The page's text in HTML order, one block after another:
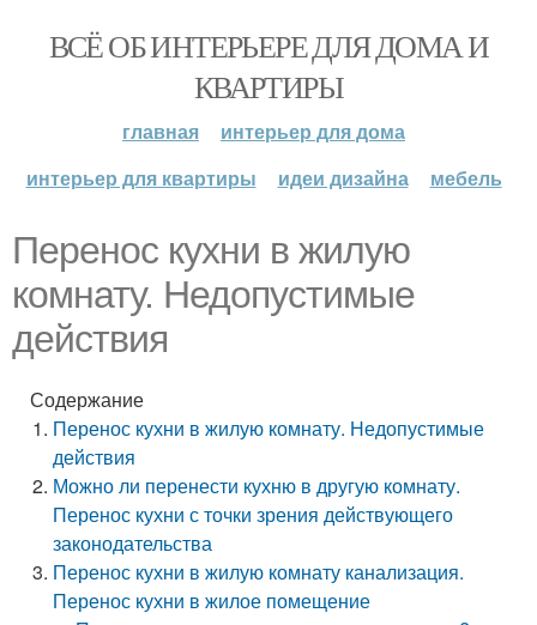
ВСЁ ОБ ИНТЕРЬЕРЕ ДЛЯ ДОМА И
КВАРТИРЫ
главная
интерьер для дома
интерьер для квартиры
идеи дизайна мебель
Перенос кухни в жилую
комнату. Недопустимые
действия
Содержание
Перенос кухни в жилую комнату. Недопустимые
действия
Можно ли перенести кухню в другую комнату.
Перенос кухни с точки зрения действующего
законодательства
Перенос кухни в жилую комнату канализация.
Перенос кухни в жилое помещение